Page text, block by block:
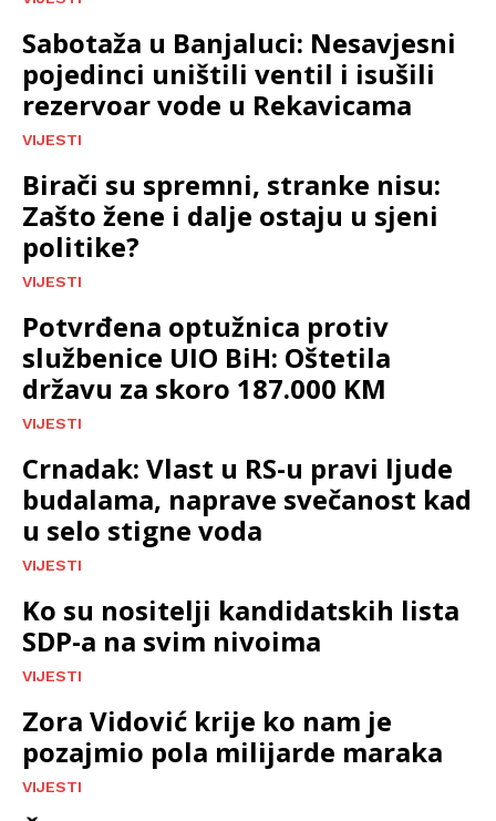
Sabotaža u Banjaluci: Nesavjesni
pojedinci uništili ventil i isušili
rezervoar vode u Rekavicama
VIJESTI
Birači su spremni, stranke nisu:
Zašto žene i dalje ostaju u sjeni
politike?
VIJESTI
Potvrđena optužnica protiv
službenice UIO BiH: Oštetila
državu za skoro 187.000 KM
VIJESTI
Crnadak: Vlast u RS-u pravi ljude
budalama, naprave svečanost kad
u selo stigne voda
VIJESTI
Ko su nositelji kandidatskih lista
SDP-a na svim nivoima
VIJESTI
Zora Vidović krije ko nam je
pozajmio pola milijarde maraka
VIJESTI